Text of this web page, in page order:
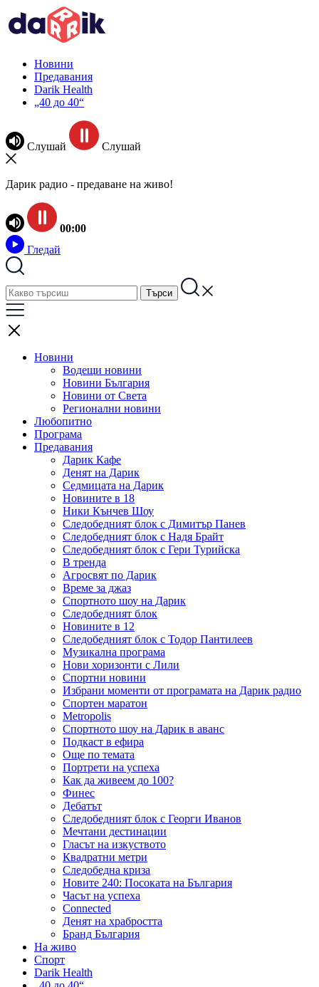
Новини
Предавания
Darik Health
„40 до 40“
Слушай Слушай
Дарик радио - предаване на живо!
00:00
Гледай
Новини
Водещи новини
Новини България
Новини от Света
Регионални новини
Любопитно
Програма
Предавания
Дарик Кафе
Денят на Дарик
Седмицата на Дарик
Новините в 18
Ники Кънчев Шоу
Следобедният блок с Димитър Панев
Следобедният блок с Надя Брайт
Следобедният блок с Гери Турийска
В тренда
Агросвят по Дарик
Време за джаз
Спортното шоу на Дарик
Следобедният блок
Новините в 12
Следобедният блок с Тодор Пантилеев
Музикална програма
Нови хоризонти с Лили
Спортни новини
Избрани моменти от програмата на Дарик радио
Спортен маратон
Metropolis
Спортното шоу на Дарик в аванс
Подкаст в ефира
Още по темата
Портрети на успеха
Как да живеем до 100?
Финес
Дебатът
Следобедният блок с Георги Иванов
Мечтани дестинации
Гласът на изкуството
Квадратни метри
Следобедна криза
Новите 240: Посоката на България
Часът на успеха
Connected
Денят на храбростта
Бранд България
На живо
Спорт
Darik Health